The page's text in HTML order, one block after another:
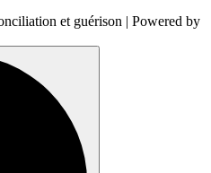
et guérison | Powered by